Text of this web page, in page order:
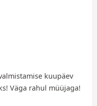
kuupäev
Väga rahul müüjaga!